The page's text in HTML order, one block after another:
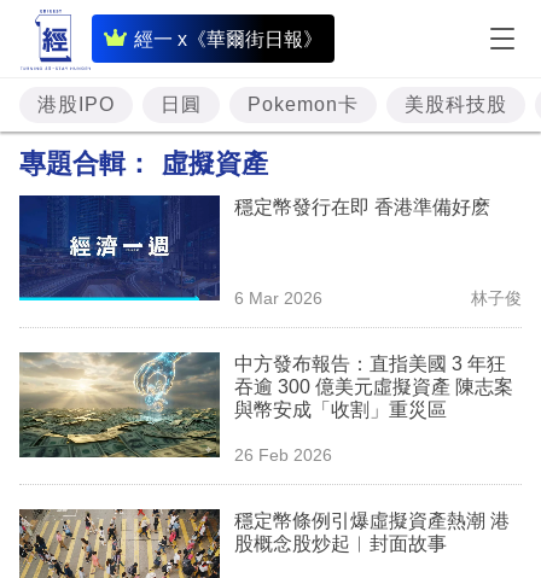
經一 x《華爾街日報》
即
時
財
經
題
投
資
樓
市
理
商
業
港股IPO 日圓 Pokemon卡 美股科技股
專題合輯： 虛擬資產
穩定幣發行在即 香港準備好麽
6 Mar 2026 林子俊
中方發布報告：直指美國 3 年狂
吞逾 300 億美元虛擬資產 陳志案
與幣安成「收割」重災區
26 Feb 2026
穩定幣條例引爆虛擬資產熱潮 港
股概念股炒起︳封面故事